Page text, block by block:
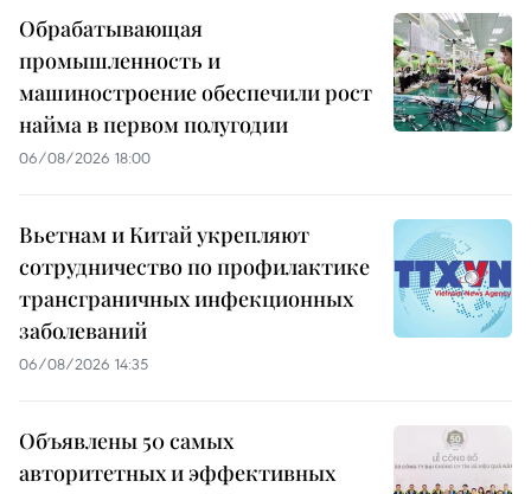
Обрабатывающая
промышленность и
машиностроение обеспечили рост
найма в первом полугодии
06/08/2026 18:00
Вьетнам и Китай укрепляют
сотрудничество по профилактике
трансграничных инфекционных
заболеваний
06/08/2026 14:35
Объявлены 50 самых
авторитетных и эффективных